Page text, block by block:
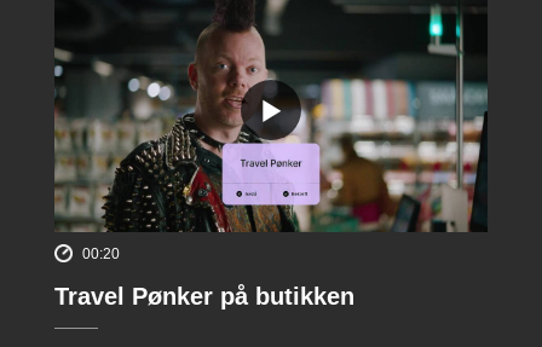
00:20
Travel Pønker på butikken